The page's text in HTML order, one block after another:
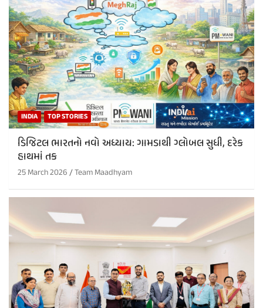
INDIA TOP STORIES
ડિજિટલ ભારતનો નવો અધ્યાય: ગામડાથી ગ્લોબલ સુધી, દરેક
હાથમાં તક
25 March 2026 Team Maadhyam